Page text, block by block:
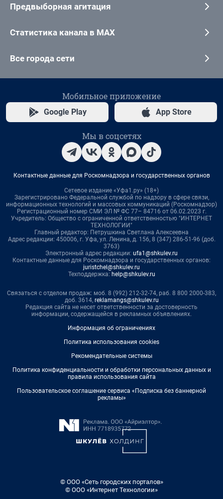
Предвыборная агитация
Статистика канала в MAX
Все города сети
Мобильное приложение
Google Play App Store
Мы в соцсетях
Контактные данные для Роскомнадзора и государственных органов
Сетевое издание «Уфа1.ру» (18+)
Зарегистрировано Федеральной службой по надзору в сфере связи,
информационных технологий и массовых коммуникаций (Роскомнадзор)
Регистрационный номер СМИ ЭЛ № ФС 77– 84716 от 06.02.2023 г.
Учредитель: Общество с ограниченной ответственностью "ИНТЕРНЕТ
ТЕХНОЛОГИИ"
Главный редактор: Петрушкина Светлана Алексеевна
Адрес редакции: 450006, г. Уфа, ул. Ленина, д. 156, 8 (347) 286-51-96 (доб.
3763)
Электронный адрес редакции: ufa1@shkulev.ru
Контактные данные для Роскомнадзора и государственных органов:
juristchel@shkulev.ru
Техподдержка: help@shkulev.ru
Связаться с отделом продаж: моб. 8 (992) 212-32-74, раб. 8 800 2000-383,
доб. 3614, reklamangs@shkulev.ru
Редакция сайта не несет ответственности за достоверность
информации, содержащейся в рекламных объявлениях.
Информация об ограничениях
Политика использования cookies
Рекомендательные системы
Политика конфиденциальности и обработки персональных данных и
правила использования сайта
Пользовательское соглашение сервиса «Подписка без баннерной
рекламы»
© ООО «Сеть городских порталов»
© ООО «Интернет Технологии»